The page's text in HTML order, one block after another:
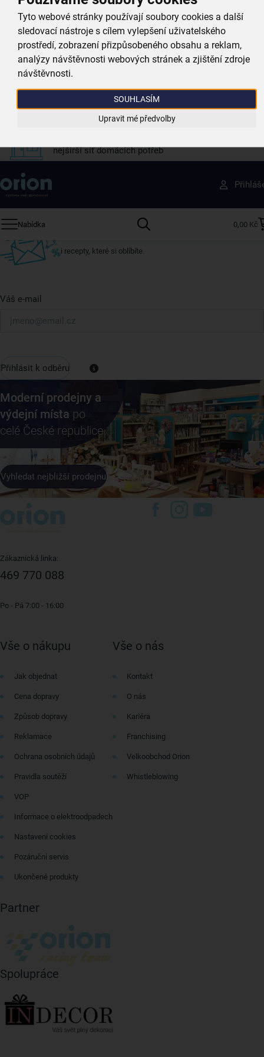
Tyto webové stránky používají soubory cookies a další
sledovací nástroje s cílem vylepšení uživatelského
prostředí, zobrazení přizpůsobeného obsahu a reklam,
analýzy návštěvnosti webových stránek a zjištění zdroje
návštěvnosti.
SOUHLASÍM
Upravit mé předvolby
při nákupu nad 999 Kč
Zboží doručujeme rychle
máme téměr vše skladem
Vždy si u nás vyberete
4 000 kvalitních produktů
nejširší síť domácích potřeb
Nabídka 0,00 Kč
Získejte rady, recepty a tipy na slevy dřív než
ostatní
Přihlaste se k odběru našeho newsletteru.
i recepty, které si oblíbíte.
Váš e-mail
Přihlásit k odběru
Moderní prodejny a
výdejní místa po
celé České republice
Vyhledat nejbližší prodejnu
Zákaznická linka:
469 770 088
Po - Pá 7:00 - 16:00
Vše o nákupu
Jak objednat
Cena dopravy
Způsob dopravy
Reklamace
Ochrana osobních údajů
Pravidla soutěží
VOP
Informace o elektroodpadech
Nastavení cookies
Pozáruční servis
Ukončené produkty
Vše o nás
Kontakt
O nás
Kariéra
Franchising
Velkoobchod Orion
Whistleblowing
Partner
Spolupráce